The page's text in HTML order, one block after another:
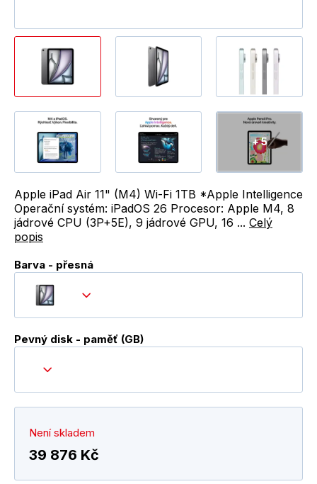
+ 5
Apple iPad Air 11" (M4) Wi-Fi 1TB *Apple Intelligence
Operační systém: iPadOS 26 Procesor: Apple M4, 8
jádrové CPU (3P+5E), 9 jádrové GPU, 16 ... Celý
popis
Barva - přesná
Pevný disk - paměť (GB)
Není skladem
39 876 Kč